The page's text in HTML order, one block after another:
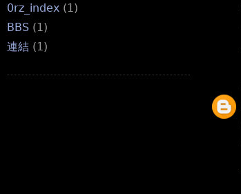
0rz_index (1)
BBS (1)
連結 (1)